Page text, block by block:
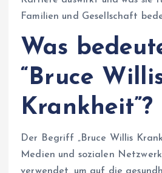
Familien und Gesellschaft
Was
“Bruce
Krankheit”?
Der Begriff „Bruce Willis
Medien und sozialen